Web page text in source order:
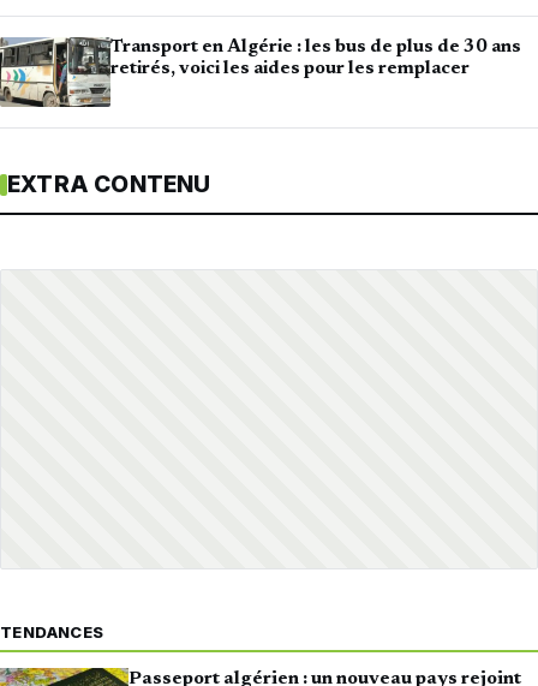
Transport en Algérie : les bus de plus de 30 ans
retirés, voici les aides pour les remplacer
EXTRA CONTENU
TENDANCES
Passeport algérien : un nouveau pays rejoint